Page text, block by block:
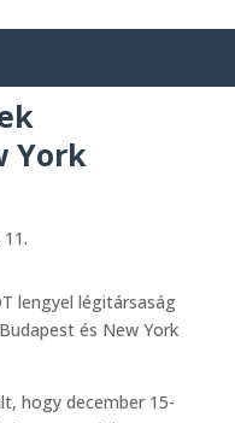
York
lengyel légitársaság
és New York
hogy december 15-